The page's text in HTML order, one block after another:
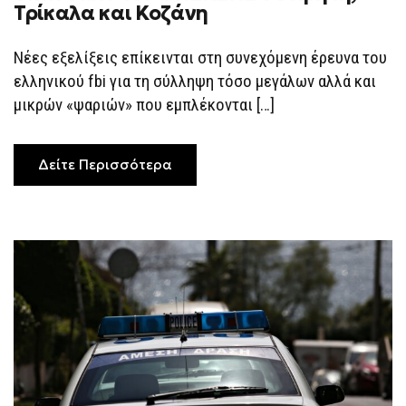
ΓΙΑ
ΤΟ
ΤΟΥ
ΟΠΕΚΕΠΕ
ΣΕ
ΚΡΉΤΗ,
ΤΡΊΚΑΛΑ
Τρίκαλα και Κοζάνη
Νέες εξελίξεις επίκεινται στη συνεχόμενη έρευνα του
ελληνικού fbi για τη σύλληψη τόσο μεγάλων αλλά και
μικρών «ψαριών» που εμπλέκονται […]
Δείτε Περισσότερα